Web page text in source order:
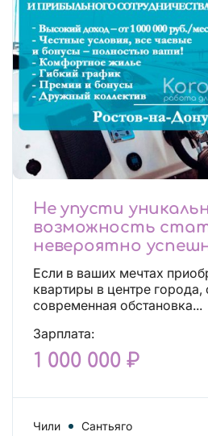
Не упусти
возможность
невероятно
независимой!
Если в ваших мечтах
квартиры в центре города,
современная обстановка...
Зарплата:
1 000 000 ₽
Чили Сантьяго